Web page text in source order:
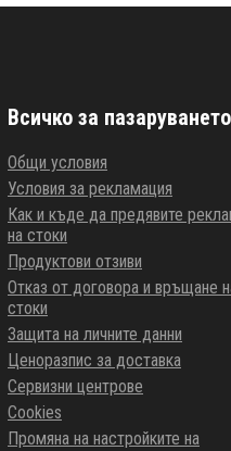
Всичко за пазаруването
Общи условия
Условия за рекламация
Как и къде да предявите
на стоки
Продуктови отзиви
Отказ от договора и връщане
стоки
Защита на личните данни
Ценоразпис за доставка
Сервизни центрове
Cookies
Промяна на настройките на